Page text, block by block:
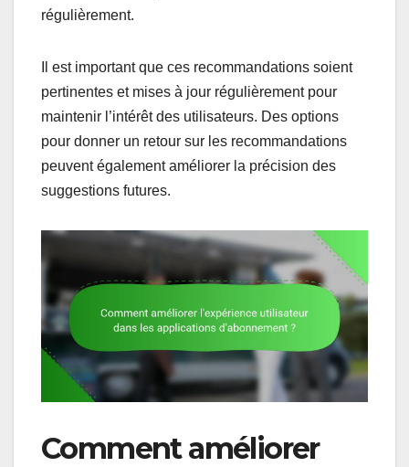
régulièrement.
Il est important que ces recommandations soient
pertinentes et mises à jour régulièrement pour
maintenir l’intérêt des utilisateurs. Des options
pour donner un retour sur les recommandations
peuvent également améliorer la précision des
suggestions futures.
Comment améliorer